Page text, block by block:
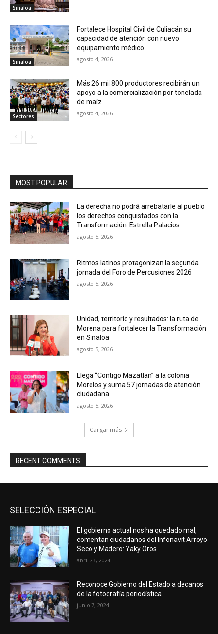
Sinaloa
Sinaloa
Fortalece Hospital Civil de Culiacán su
capacidad de atención con nuevo
equipamiento médico
agosto 4, 2026
Sectores
Más 26 mil 800 productores recibirán un
apoyo a la comercialización por tonelada
de maíz
agosto 4, 2026
MOST POPULAR
La derecha no podrá arrebatarle al pueblo
los derechos conquistados con la
Transformación: Estrella Palacios
agosto 5, 2026
Ritmos latinos protagonizan la segunda
jornada del Foro de Percusiones 2026
agosto 5, 2026
Unidad, territorio y resultados: la ruta de
Morena para fortalecer la Transformación
en Sinaloa
agosto 5, 2026
Llega “Contigo Mazatlán” a la colonia
Morelos y suma 57 jornadas de atención
ciudadana
agosto 5, 2026
Cargar más
RECENT COMMENTS
SELECCIÓN ESPECIAL
El gobierno actual nos ha quedado mal,
comentan ciudadanos del Infonavit Arroyo
Seco y Madero: Yaky Oros
abril 23, 2024
Reconoce Gobierno del Estado a decanos
de la fotografía periodística
junio 7, 2024